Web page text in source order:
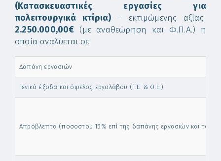
(Kατασκευαστικές εργασίες για
πολειτουργικά κτίρια) – εκτιμώμενης αξίας
2.250.000,00€ (με αναθεώρηση και Φ.Π.Α.) η
οποία αναλύεται σε:
Δαπάνη εργασιών
Γενικά έξοδα και όφελος εργολάβου (Γ.Ε. & Ο.Ε.)
Απρόβλεπτα (ποσοστού 15% επί της δαπάνης εργασιών και του